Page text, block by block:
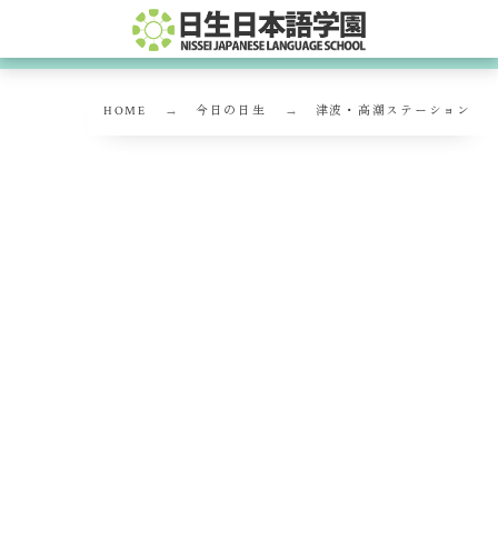
HOME 今日の日生 津波・高潮ステーション